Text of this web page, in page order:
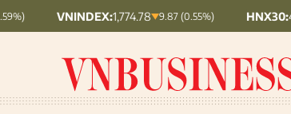
VNINDEX: 1,774.78 9.87 (0.55%) HNX30: 457.45